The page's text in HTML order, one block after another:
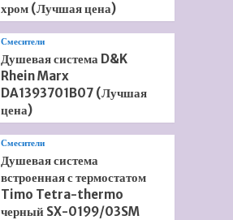
хром (Лучшая цена)
Смесители
Душевая система D&K
Rhein Marx
DA1393701B07 (Лучшая
цена)
Смесители
Душевая система
встроенная с термостатом
Timo Tetra-thermo
черный SX-0199/03SM